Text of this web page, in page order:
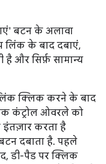
बटन के अलावा
लिंक के बाद दबाएं,
और सिर्फ़ सामान्य
क्लिक करने के बाद
कंट्रोल ओवरले को
इंतज़ार करता है
दबाता है. पहले
डी-पैड पर क्लिक